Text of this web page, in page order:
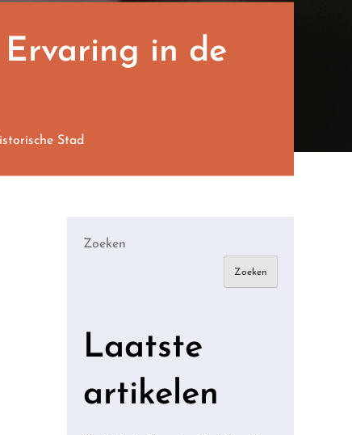
Ervaring in de
Stad
Zoeken
Zoeken
Laatste
artikelen